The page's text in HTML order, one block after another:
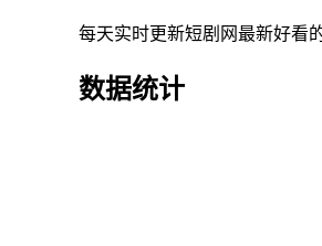
每天实时更新短剧网最新好看
数据统计